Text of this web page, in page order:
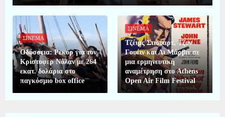
ΣΙΝΕΜΑ
Οδύσσεια: Ρεκόρ για τον
Κρίστοφερ Νόλαν με 264
εκατ. δολάρια στο
παγκόσμιο box office
ΣΙΝΕΜΑ
Τζέιμς Στιούαρτ, Τζον
Γουέιν και Λι Μάρβιν σε
μια ερμηνευτική
αναμέτρηση στο Athens
Open Air Film Festival